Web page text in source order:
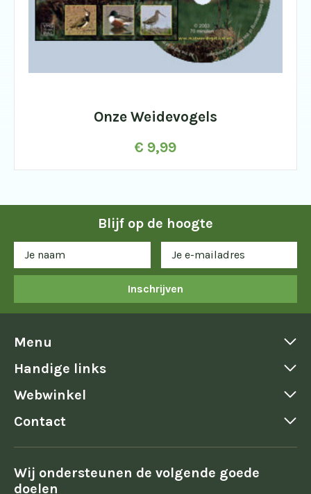
Onze Weidevogels
€ 9,99
Blijf op de hoogte
Inschrijven
Menu
Handige links
Webwinkel
Contact
Wij ondersteunen de volgende goede
doelen